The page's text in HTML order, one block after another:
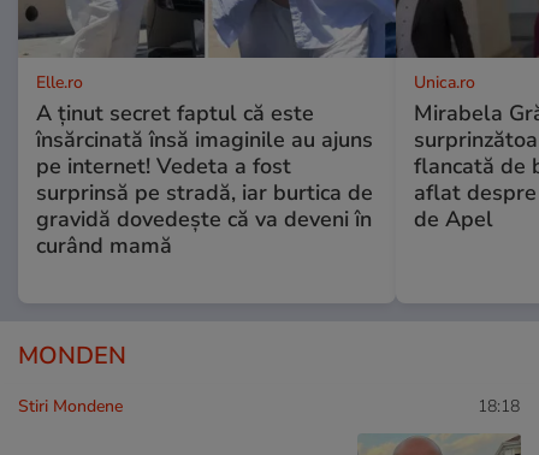
Elle.ro
A ținut secret faptul că este
însărcinată însă imaginile au ajuns
pe internet! Vedeta a fost
surprinsă pe stradă, iar burtica de
gravidă dovedește că va deveni în
curând mamă
Unica.ro
Mirabela
flancată de
aflat
de Apel
MONDEN
Stiri Mondene 18:18